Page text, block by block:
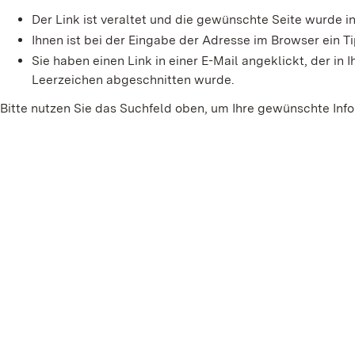
Der Link ist veraltet und die gewünschte Seite wurde
Ihnen ist bei der Eingabe der Adresse im Browser ein
Sie haben einen Link in einer E-Mail angeklickt, der in
Leerzeichen abgeschnitten wurde.
Bitte nutzen Sie das Suchfeld oben, um Ihre gewünschte